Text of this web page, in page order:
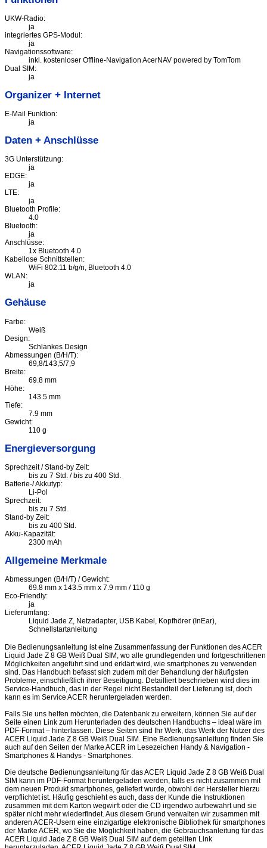
UKW-Radio:
ja
integriertes GPS-Modul:
ja
Navigationssoftware:
inkl. kostenloser Offline-Navigation AcerNAV powered by TomTom
Dual SIM:
ja
Organizer + Internet
E-Mail Funktion:
ja
Daten + Anschlüsse
3G Unterstützung:
ja
EDGE:
ja
LTE:
ja
Bluetooth Profile:
4.0
Bluetooth:
ja
Anschlüsse:
1x Bluetooth 4.0
Kabellose Schnittstellen:
WiFi 802.11 b/g/n, Bluetooth 4.0
WLAN:
ja
Gehäuse
Farbe:
Weiß
Design:
Schlankes Design
Abmessungen (B/H/T):
69,8/143,5/7,9
Breite:
69.8 mm
Höhe:
143.5 mm
Tiefe:
7.9 mm
Gewicht:
110 g
Energieversorgung
Sprechzeit / Stand-by Zeit:
bis zu 7 Std. / bis zu 400 Std.
Batterie-/ Akkutyp:
Li-Pol
Sprechzeit:
bis zu 7 Std.
Stand-by Zeit:
bis zu 400 Std.
Akku-Kapazität:
2300 mAh
Allgemeine Merkmale
Abmessungen (B/H/T) / Gewicht:
69.8 mm x 143.5 mm x 7.9 mm / 110 g
Eco-Friendly:
ja
Lieferumfang:
Liquid Jade Z, Netzadapter, USB Kabel, Kopfhörer (InEar),
Schnellstartanleitung
Die Bedienungsanleitung ist eine Zusammenfassung der Funktionen des ACER
Liquid Jade Z 8 GB Weiß Dual SIM, wo alle grundlegenden und fortgeschrittenen
Möglichkeiten angeführt sind und erklärt wird, wie smartphones zu verwenden
sind. Das Handbuch befasst sich zudem mit der Behandlung der häufigsten
Probleme, einschließlich ihrer Beseitigung. Detailliert beschrieben wird dies im
Service-Handbuch, das in der Regel nicht Bestandteil der Lieferung ist, doch
kann es im Service ACER heruntergeladen werden.
Falls Sie uns helfen möchten, die Datenbank zu erweitern, können Sie auf der
Seite einen Link zum Herunterladen des deutschen Handbuchs – ideal wäre im
PDF-Format – hinterlassen. Diese Seiten sind Ihr Werk, das Werk der Nutzer des
ACER Liquid Jade Z 8 GB Weiß Dual SIM. Eine Bedienungsanleitung finden Sie
auch auf den Seiten der Marke ACER im Lesezeichen Handy & Navigation -
Smartphones & Handys - Smartphones.
Die deutsche Bedienungsanleitung für das ACER Liquid Jade Z 8 GB Weiß Dual
SIM kann im PDF-Format heruntergeladen werden, falls es nicht zusammen mit
dem neuen Produkt smartphones, geliefert wurde, obwohl der Hersteller hierzu
verpflichtet ist. Häufig geschieht es auch, dass der Kunde die Instruktionen
zusammen mit dem Karton wegwirft oder die CD irgendwo aufbewahrt und sie
später nicht mehr wiederfindet. Aus diesem Grund verwalten wir zusammen mit
anderen ACER-Usern eine einzigartige elektronische Bibliothek für smartphones
der Marke ACER, wo Sie die Möglichkeit haben, die Gebrauchsanleitung für das
ACER Liquid Jade Z 8 GB Weiß Dual SIM auf dem geteilten Link